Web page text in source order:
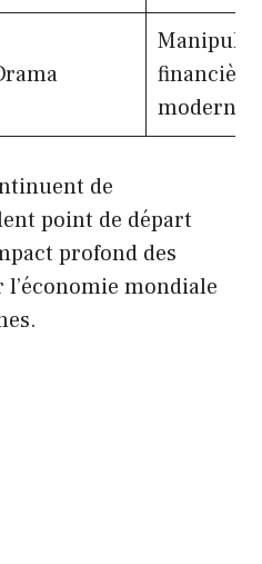
modernes
de
point de départ
profond des
mondiale